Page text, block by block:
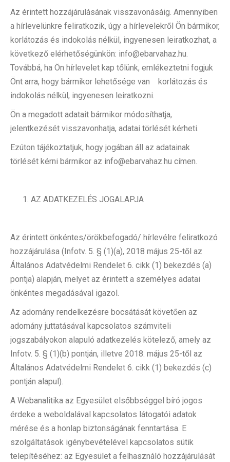
Az érintett hozzájárulásának visszavonásáig. Amennyiben
a hírlevelünkre feliratkozik, úgy a hírlevelekről Ön bármikor,
korlátozás és indokolás nélkül, ingyenesen leiratkozhat, a
következő elérhetőségünkön: info@ebarvahaz.hu.
Továbbá, ha Ön hírlevelet kap tőlünk, emlékeztetni fogjuk
Önt arra, hogy bármikor lehetősége van korlátozás és
indokolás nélkül, ingyenesen leiratkozni.
Ön a megadott adatait bármikor módosíthatja,
jelentkezését visszavonhatja, adatai törlését kérheti.
Ezúton tájékoztatjuk, hogy jogában áll az adatainak
törlését kérni bármikor az info@ebarvahaz.hu címen.
AZ ADATKEZELÉS JOGALAPJA
Az érintett önkéntes/örökbefogadó/ hírlevélre feliratkozó
hozzájárulása (Infotv. 5. § (1)(a), 2018 május 25-től az
Általános Adatvédelmi Rendelet 6. cikk (1) bekezdés (a)
pontja) alapján, melyet az érintett a személyes adatai
önkéntes megadásával igazol.
Az adomány rendelkezésre bocsátását követően az
adomány juttatásával kapcsolatos számviteli
jogszabályokon alapuló adatkezelés kötelező, amely az
Infotv. 5. § (1)(b) pontján, illetve 2018. május 25-től az
Általános Adatvédelmi Rendelet 6. cikk (1) bekezdés (c)
pontján alapul).
A Webanalitika az Egyesület elsőbbséggel bíró jogos
érdeke a weboldalával kapcsolatos látogatói adatok
mérése és a honlap biztonságának fenntartása. E
szolgáltatások igénybevételével kapcsolatos sütik
telepítéséhez: az Egyesület a felhasználó hozzájárulását